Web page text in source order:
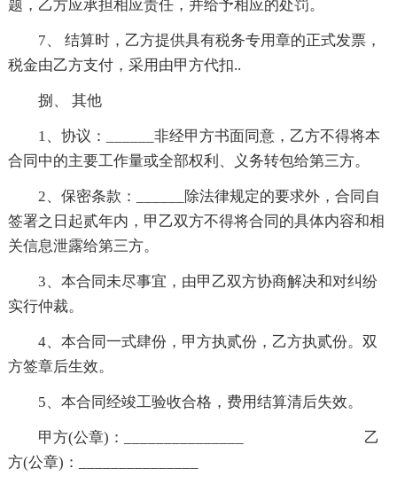
题，乙方应承担相应责任，并给予相应的处罚。
7、 结算时，乙方提供具有税务专用章的正式发票，
税金由乙方支付，采用由甲方代扣..
捌、 其他
1、协议：______非经甲方书面同意，乙方不得将本
合同中的主要工作量或全部权利、义务转包给第三方。
2、保密条款：______除法律规定的要求外，合同自
签署之日起贰年内，甲乙双方不得将合同的具体内容和相
关信息泄露给第三方。
3、本合同未尽事宜，由甲乙双方协商解决和对纠纷
实行仲裁。
4、本合同一式肆份，甲方执贰份，乙方执贰份。双
方签章后生效。
5、本合同经竣工验收合格，费用结算清后失效。
甲方(公章)：_______________ 乙
方(公章)：_______________